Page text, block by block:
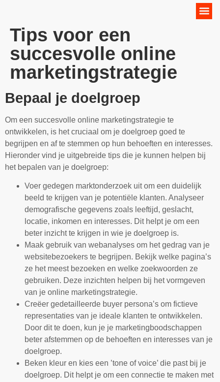
Tips voor een
succesvolle online
marketingstrategie
Bepaal je doelgroep
Om een succesvolle online marketingstrategie te
ontwikkelen, is het cruciaal om je doelgroep goed te
begrijpen en af te stemmen op hun behoeften en interesses.
Hieronder vind je uitgebreide tips die je kunnen helpen bij
het bepalen van je doelgroep:
Voer gedegen marktonderzoek uit om een duidelijk
beeld te krijgen van je potentiële klanten. Analyseer
demografische gegevens zoals leeftijd, geslacht,
locatie, inkomen en interesses. Dit helpt je om een
beter inzicht te krijgen in wie je doelgroep is.
Maak gebruik van webanalyses om het gedrag van je
websitebezoekers te begrijpen. Bekijk welke pagina’s
ze het meest bezoeken en welke zoekwoorden ze
gebruiken. Deze inzichten helpen bij het vormgeven
van je online marketingstrategie.
Creëer gedetailleerde buyer persona’s om fictieve
representaties van je ideale klanten te ontwikkelen.
Door dit te doen, kun je je marketingboodschappen
beter afstemmen op de behoeften en interesses van je
doelgroep.
Beken kleur en kies een ’tone of voice’ die past bij je
doelgroep. Dit helpt je om een connectie te maken met